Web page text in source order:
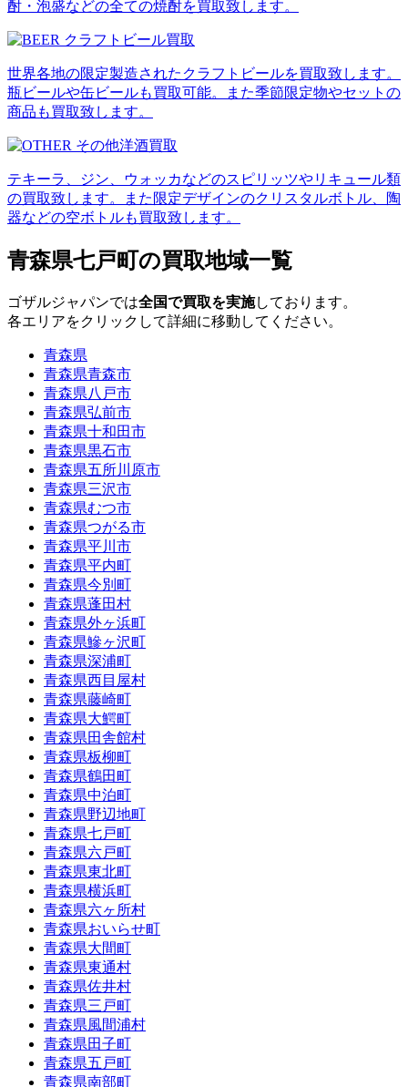
酎・泡盛などの全ての焼酎を買取致します。
世界各地の限定製造されたクラフトビールを買取致します。
瓶ビールや缶ビールも買取可能。また季節限定物やセットの
商品も買取致します。
テキーラ、ジン、ウォッカなどのスピリッツやリキュール類
の買取致します。また限定デザインのクリスタルボトル、陶
器などの空ボトルも買取致します。
青森県七戸町の買取地域一覧
ゴザルジャパンでは全国で買取を実施しております。
各エリアをクリックして詳細に移動してください。
青森県
青森県青森市
青森県八戸市
青森県弘前市
青森県十和田市
青森県黒石市
青森県五所川原市
青森県三沢市
青森県むつ市
青森県つがる市
青森県平川市
青森県平内町
青森県今別町
青森県蓬田村
青森県外ヶ浜町
青森県鰺ヶ沢町
青森県深浦町
青森県西目屋村
青森県藤崎町
青森県大鰐町
青森県田舎館村
青森県板柳町
青森県鶴田町
青森県中泊町
青森県野辺地町
青森県七戸町
青森県六戸町
青森県東北町
青森県横浜町
青森県六ヶ所村
青森県おいらせ町
青森県大間町
青森県東通村
青森県佐井村
青森県三戸町
青森県風間浦村
青森県田子町
青森県五戸町
青森県南部町